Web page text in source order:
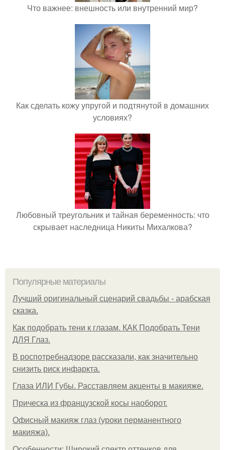
Что важнее: внешность или внутренний мир?
Как сделать кожу упругой и подтянутой в домашних
условиях?
Любовный треугольник и тайная беременность: что
скрывает наследница Никиты Михалкова?
Популярные материалы
Лучший оригинальный сценарий свадьбы - арабская
сказка.
Как подобрать тени к глазам. КАК Подобрать Тени
ДЛЯ Глаз.
В роспотребнадзоре рассказали, как значительно
снизить риск инфаркта.
Глаза ИЛИ Губы. Расставляем акценты в макияже.
Прическа из французской косы наоборот.
Офисный макияж глаз (уроки перманентного
макияжа).